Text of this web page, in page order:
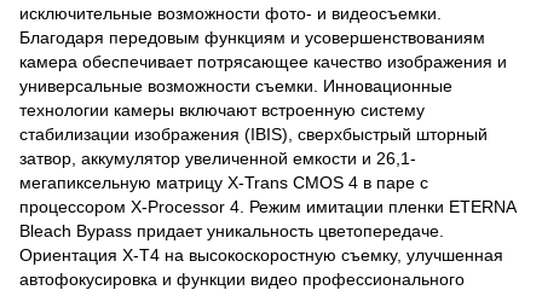
исключительные возможности фото- и видеосъемки.
Благодаря передовым функциям и усовершенствованиям
камера обеспечивает потрясающее качество изображения и
универсальные возможности съемки. Инновационные
технологии камеры включают встроенную систему
стабилизации изображения (IBIS), сверхбыстрый шторный
затвор, аккумулятор увеличенной емкости и 26,1-
мегапиксельную матрицу X-Trans CMOS 4 в паре с
процессором X-Processor 4. Режим имитации пленки ETERNA
Bleach Bypass придает уникальность цветопередаче.
Ориентация X-T4 на высокоскоростную съемку, улучшенная
автофокусировка и функции видео профессионального